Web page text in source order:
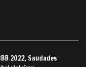
2022, Saudades